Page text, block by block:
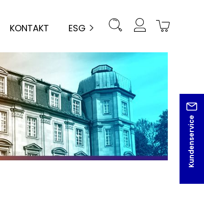
KONTAKT ESG
Kundenservice